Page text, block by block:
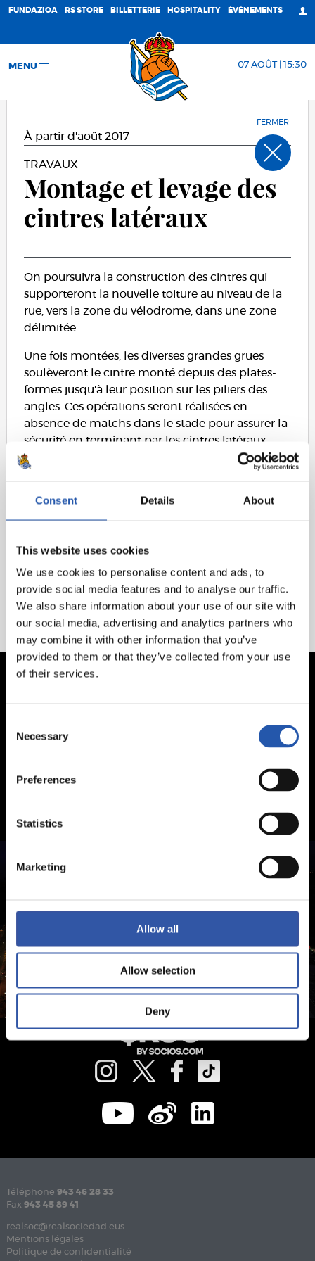
Consent Details About
This website uses cookies
We use cookies to personalise content and ads, to
provide social media features and to analyse our traffic.
We also share information about your use of our site with
our social media, advertising and analytics partners who
may combine it with other information that you’ve
provided to them or that they’ve collected from your use
of their services.
Selection
Necessary
Preferences
Statistics
Marketing
Allow all
Allow selection
Deny
FUNDAZIOA RS STORE BILLETTERIE HOSPITALITY ÉVÉNEMENTS
MENU 07 AOÛT | 15:30
À partir d'août 2017
TRAVAUX
Montage et levage des
cintres latéraux
On poursuivra la construction des cintres qui
supporteront la nouvelle toiture au niveau de la
rue, vers la zone du vélodrome, dans une zone
délimitée.
Une fois montées, les diverses grandes grues
soulèveront le cintre monté depuis des plates-
formes jusqu'à leur position sur les piliers des
angles. Ces opérations seront réalisées en
absence de matchs dans le stade pour assurer la
sécurité en terminant par les cintres latéraux.
FERMER
Téléphone 943 46 28 33
Fax 943 45 89 41
realsoc@realsociedad.eus
Mentions légales
Politique de confidentialité